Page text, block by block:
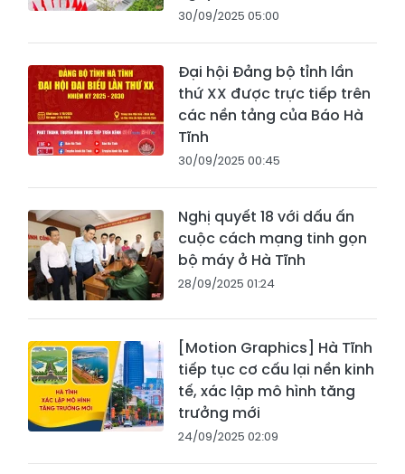
30/09/2025 05:00
Đại hội Đảng bộ tỉnh lần
thứ XX được trực tiếp trên
các nền tảng của Báo Hà
Tĩnh
30/09/2025 00:45
Nghị quyết 18 với dấu ấn
cuộc cách mạng tinh gọn
bộ máy ở Hà Tĩnh
28/09/2025 01:24
[Motion Graphics] Hà Tĩnh
tiếp tục cơ cấu lại nền kinh
tế, xác lập mô hình tăng
trưởng mới
24/09/2025 02:09